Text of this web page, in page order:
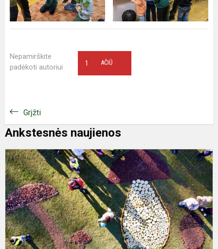
Nepamirškite
padėkoti autoriui
AČIŪ
1
Grįžti
Ankstesnės naujienos